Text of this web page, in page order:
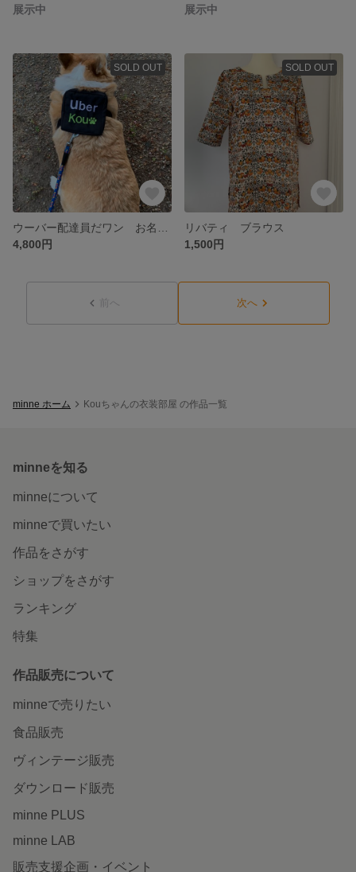
展示中
展示中
SOLD OUT
4,800円
SOLD OUT
リバティ ブラウス
1,500円
前へ 次へ
minne ホーム Kouちゃんの衣装部屋 の作品一覧
minneを知る
minneについて
minneで買いたい
作品をさがす
ショップをさがす
ランキング
特集
作品販売について
minneで売りたい
食品販売
ヴィンテージ販売
ダウンロード販売
minne PLUS
minne LAB
販売支援企画・イベント